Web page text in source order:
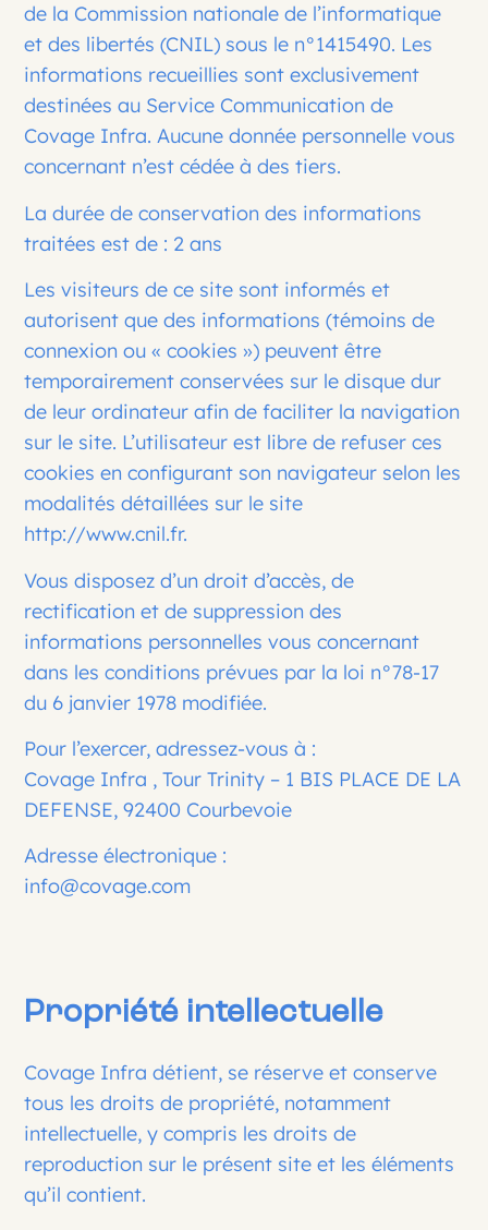
de la Commission nationale de l’informatique
et des libertés (CNIL) sous le n°1415490. Les
informations recueillies sont exclusivement
destinées au Service Communication de
Covage Infra. Aucune donnée personnelle vous
concernant n’est cédée à des tiers.
La durée de conservation des informations
traitées est de : 2 ans
Les visiteurs de ce site sont informés et
autorisent que des informations (témoins de
connexion ou « cookies ») peuvent être
temporairement conservées sur le disque dur
de leur ordinateur afin de faciliter la navigation
sur le site. L’utilisateur est libre de refuser ces
cookies en configurant son navigateur selon les
modalités détaillées sur le site
http://www.cnil.fr.
Vous disposez d’un droit d’accès, de
rectification et de suppression des
informations personnelles vous concernant
dans les conditions prévues par la loi n°78-17
du 6 janvier 1978 modifiée.
Pour l’exercer, adressez-vous à :
Covage Infra , Tour Trinity – 1 BIS PLACE DE LA
DEFENSE, 92400 Courbevoie
Adresse électronique :
info@covage.com
Propriété intellectuelle
Covage Infra détient, se réserve et conserve
tous les droits de propriété, notamment
intellectuelle, y compris les droits de
reproduction sur le présent site et les éléments
qu’il contient.